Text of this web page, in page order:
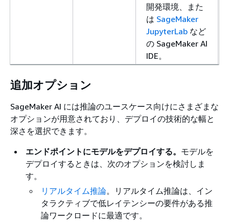
開発環境、また
は SageMaker
JupyterLab など
の SageMaker AI
IDE。
追加オプション
SageMaker AI には推論のユースケース向けにさまざまな
オプションが用意されており、デプロイの技術的な幅と
深さを選択できます。
エンドポイントにモデルをデプロイする。 モデルを
デプロイするときは、次のオプションを検討しま
す。
リアルタイム推論。リアルタイム推論は、イン
タラクティブで低レイテンシーの要件がある推
論ワークロードに最適です。